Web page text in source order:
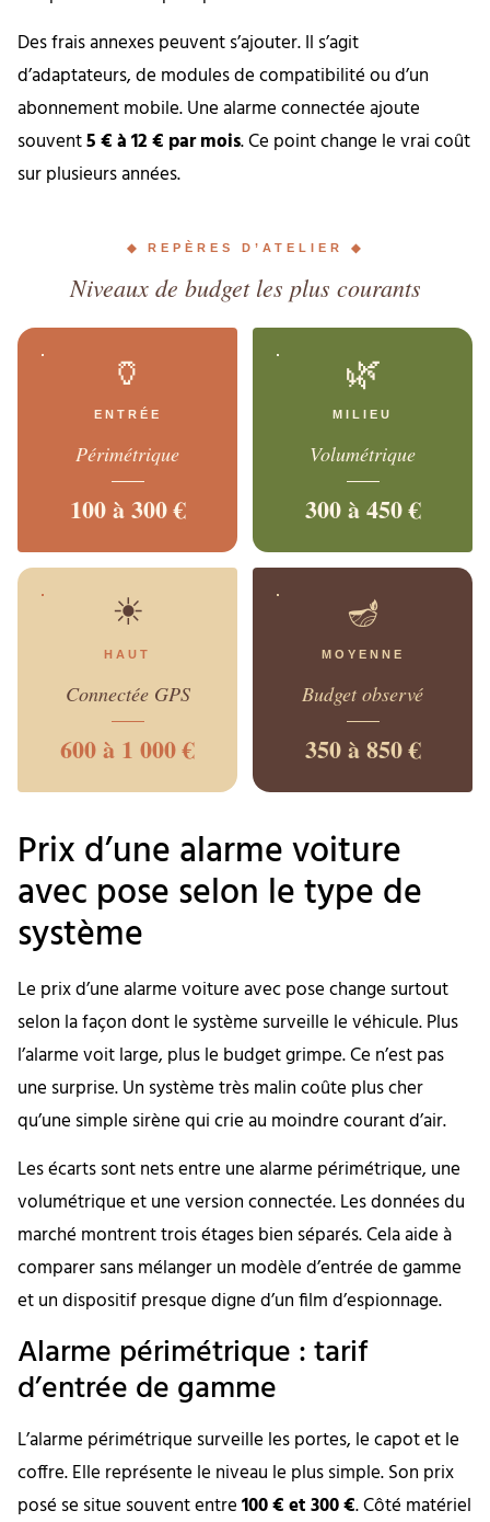
Des frais annexes peuvent s’ajouter. Il s’agit
d’adaptateurs, de modules de compatibilité ou d’un
abonnement mobile. Une alarme connectée ajoute
souvent5 € à 12 € par mois. Ce point change le vrai coût
sur plusieurs années.
◆ REPÈRES D’ATELIER ◆
Niveaux de budget les plus courants
🏺
ENTRÉE
Périmétrique
100 à 300 €
🌿
MILIEU
Volumétrique
300 à 450 €
☀
HAUT
Connectée GPS
600 à 1 000 €
🪔
MOYENNE
Budget observé
350 à 850 €
Prix d’une alarme voiture
avec pose selon le type de
système
Le prix d’une alarme voiture avec pose change surtout
selon la façon dont le système surveille le véhicule. Plus
l’alarme voit large, plus le budget grimpe. Ce n’est pas
une surprise. Un système très malin coûte plus cher
qu’une simple sirène qui crie au moindre courant d’air.
Les écarts sont nets entre une alarme périmétrique, une
volumétrique et une version connectée. Les données du
marché montrent trois étages bien séparés. Cela aide à
comparer sans mélanger un modèle d’entrée de gamme
et un dispositif presque digne d’un film d’espionnage.
Alarme périmétrique : tarif
d’entrée de gamme
L’alarme périmétrique surveille les portes, le capot et le
coffre. Elle représente le niveau le plus simple. Son prix
posé se situe souvent entre100 € et 300 €. Côté matériel